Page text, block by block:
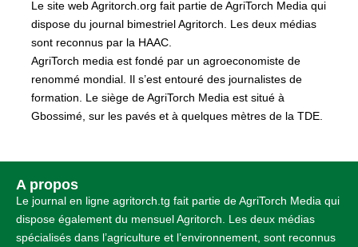
Le site web Agritorch.org fait partie de AgriTorch Media qui
dispose du journal bimestriel Agritorch. Les deux médias
sont reconnus par la HAAC.
AgriTorch media est fondé par un agroeconomiste de
renommé mondial. Il s’est entouré des journalistes de
formation. Le siège de AgriTorch Media est situé à
Gbossimé, sur les pavés et à quelques mètres de la TDE.
A propos
Le journal en ligne agritorch.tg fait partie de AgriTorch Media qui
dispose également du mensuel Agritorch. Les deux médias
spécialisés dans l’agriculture et l’environnement, sont reconnus